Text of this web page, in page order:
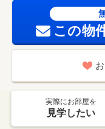
この物
実際にお部屋を
見学したい